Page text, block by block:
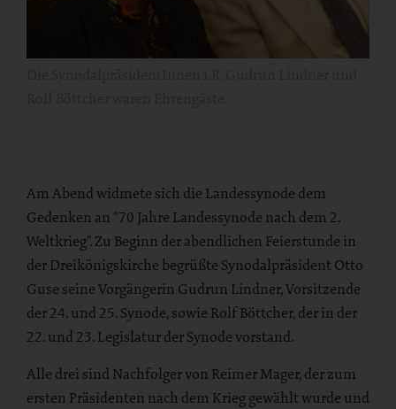
Am Abend widmete sich die Landessynode dem
Gedenken an "70 Jahre Landessynode nach dem 2.
Weltkrieg". Zu Beginn der abendlichen Feierstunde in
der Dreikönigskirche begrüßte Synodalpräsident Otto
Guse seine Vorgängerin Gudrun Lindner, Vorsitzende
der 24. und 25. Synode, sowie Rolf Böttcher, der in der
22. und 23. Legislatur der Synode vorstand.
Alle drei sind Nachfolger von Reimer Mager, der zum
ersten Präsidenten nach dem Krieg gewählt wurde und